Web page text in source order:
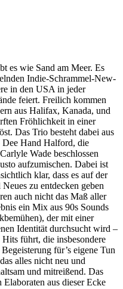
es wie Sand am Meer. Es
Indie-Schrammel-New-
in den USA in jeder
feiert. Freilich kommen
aus Halifax, Kanada, und
Fröhlichkeit in einer
Das Trio besteht dabei aus
Dee Hand Halford, die
Wade beschlossen
aufzumischen. Dabei ist
klar, dass es auf der
zu entdecken geben
auch nicht das Maß aller
ein Mix aus 90s Sounds
der mit einer
Identität durchsucht wird –
führt, die insbesondere
für’s eigene Tun
alles nicht neu und
und mitreißend. Das
aus dieser Ecke